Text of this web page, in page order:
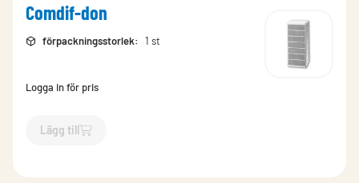
Comdif-don
förpackningsstorlek: 1 st
Logga in för pris
Lägg till
`$Lägg till